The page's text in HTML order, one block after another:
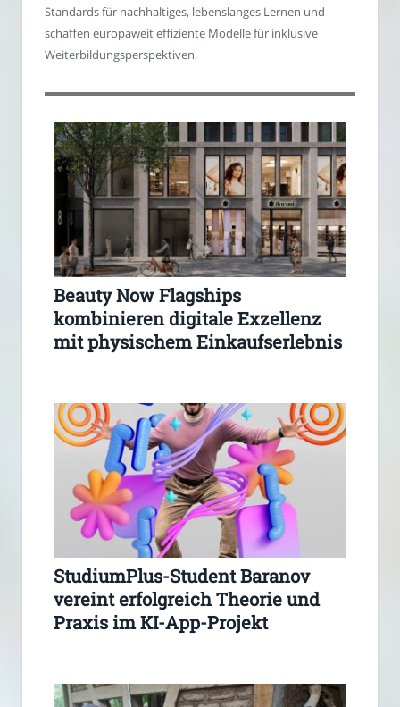
Standards für nachhaltiges, lebenslanges Lernen und
schaffen europaweit effiziente Modelle für inklusive
Weiterbildungsperspektiven.
Beauty Now Flagships
kombinieren digitale Exzellenz
mit physischem Einkaufserlebnis
StudiumPlus-Student Baranov
vereint erfolgreich Theorie und
Praxis im KI-App-Projekt